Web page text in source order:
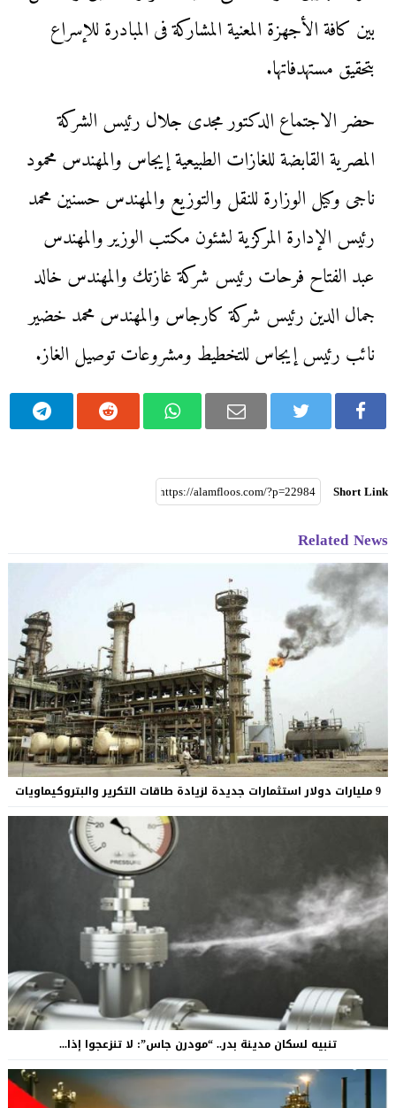
بين كافة الأجهزة المعنية المشاركة فى المبادرة للإسراع
بتحقيق مستهدفاتها.
حضر الاجتماع الدكتور مجدى جلال رئيس الشركة
المصرية القابضة للغازات الطبيعية إيجاس والمهندس محمود
ناجى وكيل الوزارة للنقل والتوزيع والمهندس حسنين محمد
رئيس الإدارة المركزية لشئون مكتب الوزير والمهندس
عبد الفتاح فرحات رئيس شركة غازتك والمهندس خالد
جمال الدين رئيس شركة كارجاس والمهندس محمد خضير
نائب رئيس إيجاس للتخطيط ومشروعات توصيل الغاز.
Short Link
Related News
9 مليارات دولار استثمارات جديدة لزيادة طاقات التكرير والبتروكيماويات
تنبيه لسكان مدينة بدر.. “مودرن جاس”: لا تنزعجوا إذا...